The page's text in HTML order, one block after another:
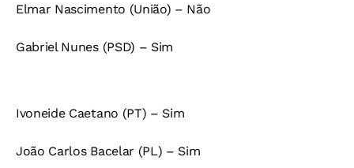
Elmar Nascimento (União) – Não
Gabriel Nunes (PSD) – Sim
Ivoneide Caetano (PT) – Sim
João Carlos Bacelar (PL) – Sim